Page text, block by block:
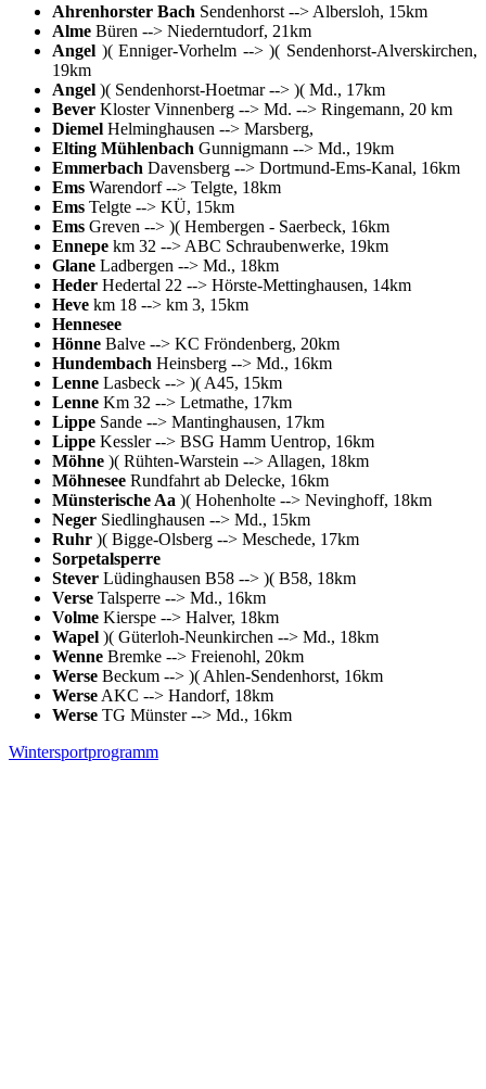
Ahrenhorster Bach Sendenhorst --> Albersloh, 15km
Alme Büren --> Niederntudorf, 21km
Angel )( Enniger-Vorhelm --> )( Sendenhorst-Alverskirchen,
19km
Angel )( Sendenhorst-Hoetmar --> )( Md., 17km
Bever Kloster Vinnenberg --> Md. --> Ringemann, 20 km
Diemel Helminghausen --> Marsberg,
Elting Mühlenbach Gunnigmann --> Md., 19km
Emmerbach Davensberg --> Dortmund-Ems-Kanal, 16km
Ems Warendorf --> Telgte, 18km
Ems Telgte --> KÜ, 15km
Ems Greven --> )( Hembergen - Saerbeck, 16km
Ennepe km 32 --> ABC Schraubenwerke, 19km
Glane Ladbergen --> Md., 18km
Heder Hedertal 22 --> Hörste-Mettinghausen, 14km
Heve km 18 --> km 3, 15km
Hennesee
Hönne Balve --> KC Fröndenberg, 20km
Hundembach Heinsberg --> Md., 16km
Lenne Lasbeck --> )( A45, 15km
Lenne Km 32 --> Letmathe, 17km
Lippe Sande --> Mantinghausen, 17km
Lippe Kessler --> BSG Hamm Uentrop, 16km
Möhne )( Rühten-Warstein --> Allagen, 18km
Möhnesee Rundfahrt ab Delecke, 16km
Münsterische Aa )( Hohenholte --> Nevinghoff, 18km
Neger Siedlinghausen --> Md., 15km
Ruhr )( Bigge-Olsberg --> Meschede, 17km
Sorpetalsperre
Stever Lüdinghausen B58 --> )( B58, 18km
Verse Talsperre --> Md., 16km
Volme Kierspe --> Halver, 18km
Wapel )( Güterloh-Neunkirchen --> Md., 18km
Wenne Bremke --> Freienohl, 20km
Werse Beckum --> )( Ahlen-Sendenhorst, 16km
Werse AKC --> Handorf, 18km
Werse TG Münster --> Md., 16km
Wintersportprogramm